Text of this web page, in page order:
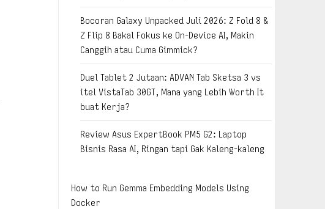
Bocoran Galaxy Unpacked Juli 2026: Z Fold 8 &
Z Flip 8 Bakal Fokus ke On-Device AI, Makin
Canggih atau Cuma Gimmick?
Duel Tablet 2 Jutaan: ADVAN Tab Sketsa 3 vs
itel VistaTab 30GT, Mana yang Lebih Worth It
buat Kerja?
Review Asus ExpertBook PM5 G2: Laptop
Bisnis Rasa AI, Ringan tapi Gak Kaleng-kaleng
How to Run Gemma Embedding Models Using
Docker